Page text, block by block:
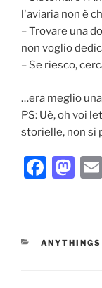
l'aviaria non è
– Trovare una
non voglio
– Se riesco,
…era meglio
PS: Uè, oh voi
storielle, non si
F
e
M
o
CATEGORIE
ANYTHINGS